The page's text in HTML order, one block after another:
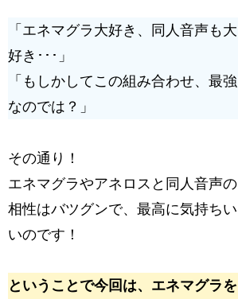
「エネマグラ大好き、同人音声も大
好き･･･」
「もしかしてこの組み合わせ、最強
なのでは？」
その通り！
エネマグラやアネロスと同人音声の
相性はバツグンで、最高に気持ちい
いのです！
ということで今回は、 エネマグラを